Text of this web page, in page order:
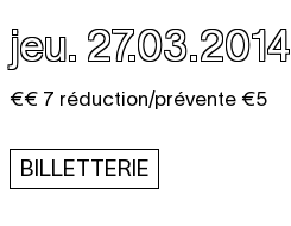
jeu. 27.03.2014
€€ 7 réduction/prévente €5
BILLETTERIE